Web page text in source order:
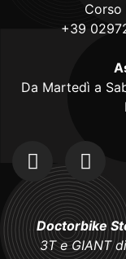
Corso
+39
Da Martedì a
Doctorbike
3T e GIANT